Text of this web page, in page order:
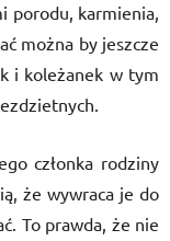
porodu, karmienia,
można by jeszcze
i koleżanek w tym
członka rodziny
że wywraca je do
To prawda, że nie